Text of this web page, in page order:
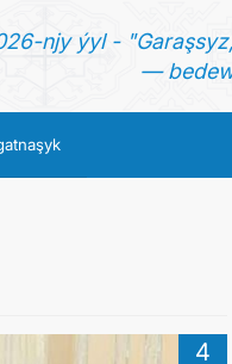
njy ýyl -
—
4